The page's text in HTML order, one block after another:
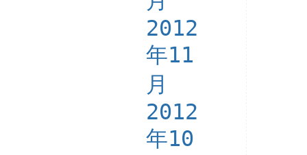
2012
年11
月
2012
年10